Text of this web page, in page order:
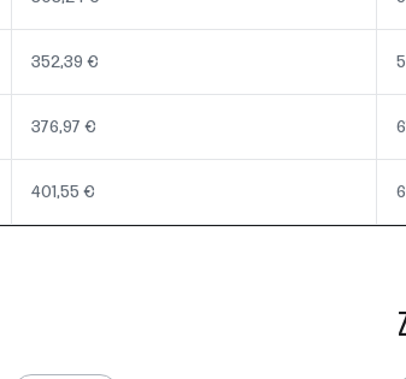
352,39 €
376,97 €
401,55 €